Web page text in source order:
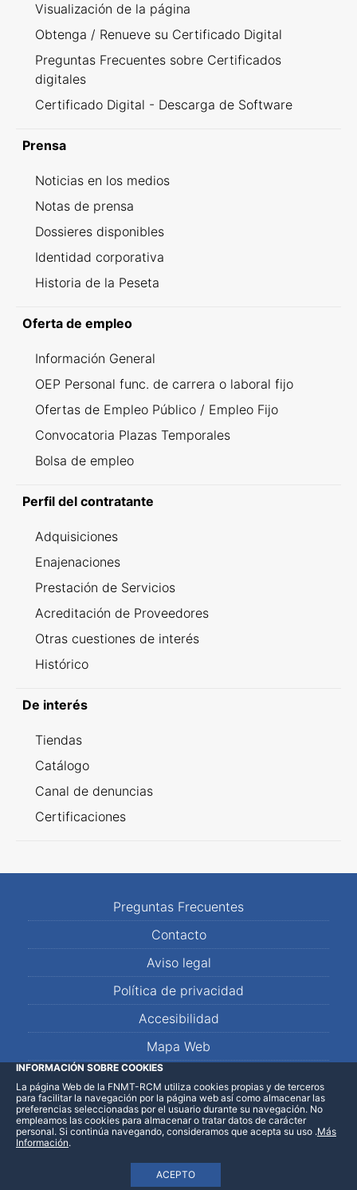
Visualización de la página
Obtenga / Renueve su Certificado Digital
Preguntas Frecuentes sobre Certificados
digitales
Certificado Digital - Descarga de Software
Prensa
Noticias en los medios
Notas de prensa
Dossieres disponibles
Identidad corporativa
Historia de la Peseta
Oferta de empleo
Información General
OEP Personal func. de carrera o laboral fijo
Ofertas de Empleo Público / Empleo Fijo
Convocatoria Plazas Temporales
Bolsa de empleo
Perfil del contratante
Adquisiciones
Enajenaciones
Prestación de Servicios
Acreditación de Proveedores
Otras cuestiones de interés
Histórico
De interés
Tiendas
Catálogo
Canal de denuncias
Certificaciones
Preguntas Frecuentes
Contacto
Aviso legal
Política de privacidad
Accesibilidad
Mapa Web
LinkedInFacebookWhatsApp
INFORMACIÓN SOBRE COOKIES
La página Web de la FNMT-RCM utiliza cookies propias y de terceros
para facilitar la navegación por la página web así como almacenar las
preferencias seleccionadas por el usuario durante su navegación. No
empleamos las cookies para almacenar o tratar datos de carácter
personal. Si continúa navegando, consideramos que acepta su uso
ACEPTO
.Más
Información.